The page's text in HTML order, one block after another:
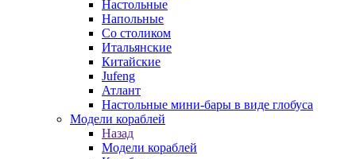
Настольные
Напольные
Со столиком
Итальянские
Китайские
Jufeng
Атлант
Настольные мини-бары в виде глобуса
Модели кораблей
Назад
Модели кораблей